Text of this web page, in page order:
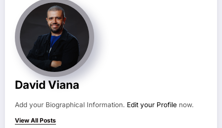
David Viana
Add your Biographical Information. Edit your Profile now.
View All Posts